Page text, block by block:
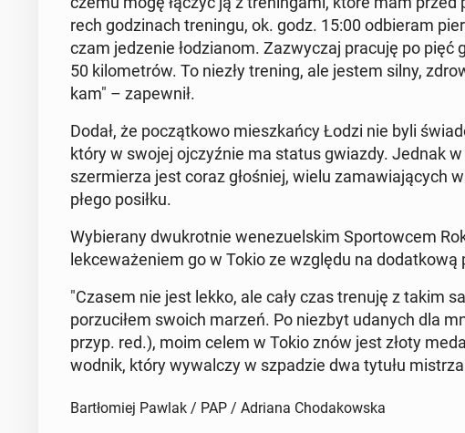
rech go­dzi­nach tre­nin­gu, ok. godz. 15:00 od­bie­ram
czam je­dze­nie ło­dzia­nom. Za­zwy­czaj pracuję po pięć
50 ki­lo­me­trów. To niezły trening, ale jestem silny,
kam" – za­pew­nił.
Dodał, że po­cząt­ko­wo miesz­kań­cy Łodzi nie byli
który w swojej oj­czyź­nie ma status gwiazdy. Jednak
szer­mie­rza jest coraz gło­śniej, wielu za­ma­wia­ją­cych
płe­go posiłku.
Wy­bie­ra­ny dwu­krot­nie we­ne­zu­el­skim Spor­tow­cem
lek­ce­wa­że­niem go w Tokio ze względu na do­dat­ko­wą
"Czasem nie jest lekko, ale cały czas trenuję z takim
po­rzu­ci­łem swoich marzeń. Po niezbyt udanych dla
przyp. red.), moim celem w Tokio znów jest złoty
wod­nik, który wy­wal­czy w szpa­dzie dwa tytułu
Bartłomiej Pawlak / PAP / Adriana Chodakowska